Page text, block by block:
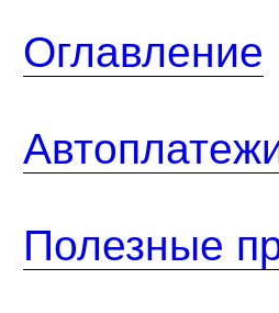
Оглавление
Полезные